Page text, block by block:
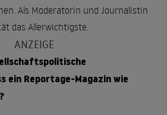
Als Moderatorin und Journalistin
das Allerwichtigste.
ein Reportage-Magazin wie